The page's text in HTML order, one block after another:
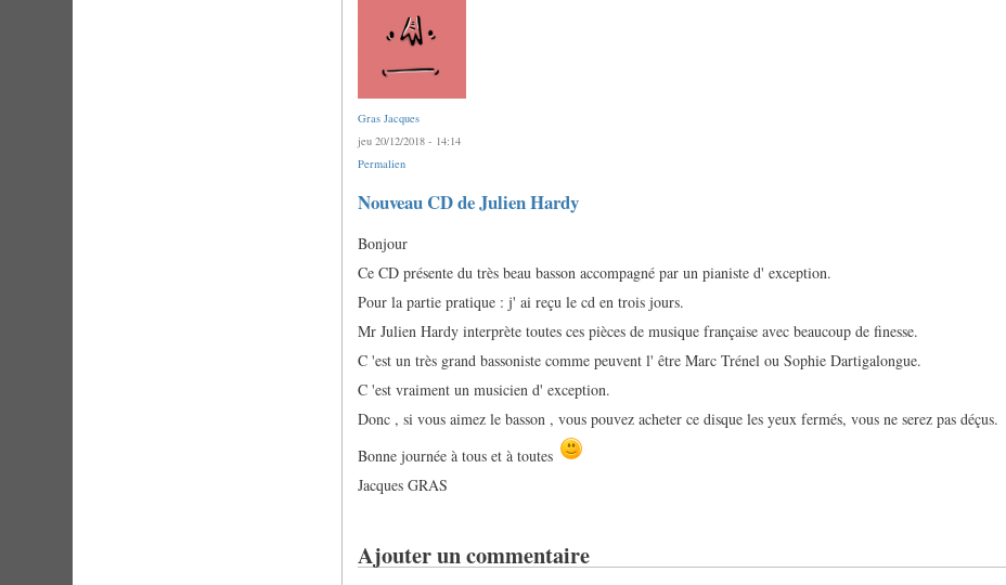
Gras Jacques
jeu 20/12/2018 - 14:14
Permalien
Nouveau CD de Julien Hardy
Bonjour
Ce CD présente du très beau basson accompagné par un pianiste d' exception.
Pour la partie pratique : j' ai reçu le cd en trois jours.
Mr Julien Hardy interprète toutes ces pièces de musique française avec beaucoup de finesse.
C 'est un très grand bassoniste comme peuvent l' être Marc Trénel ou Sophie Dartigalongue.
C 'est vraiment un musicien d' exception.
Donc , si vous aimez le basson , vous pouvez acheter ce disque les yeux fermés, vous ne serez pas déçus.
Bonne journée à tous et à toutes
Jacques GRAS
Ajouter un commentaire